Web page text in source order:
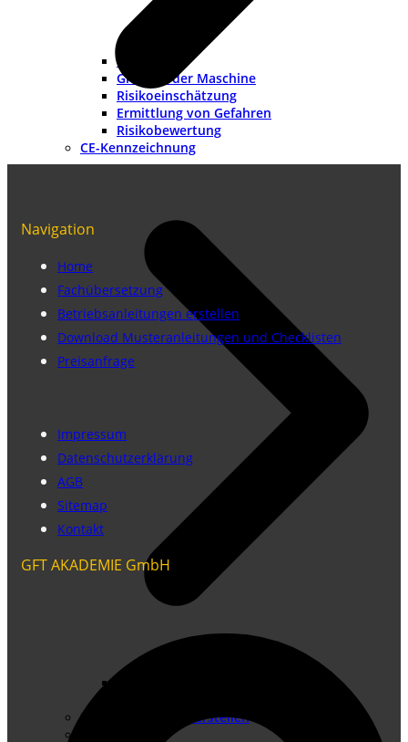
Methoden
Grenzen der Maschine
Risikoeinschätzung
Ermittlung von Gefahren
Risikobewertung
CE-Kennzeichnung
Betriebsanleitung erstellen
Navigation
Home
Fachübersetzung
Betriebsanleitungen erstellen
Download Musteranleitungen und Checklisten
Preisanfrage
Impressum
Datenschutzerklärung
AGB
Sitemap
Kontakt
GFT AKADEMIE GmbH